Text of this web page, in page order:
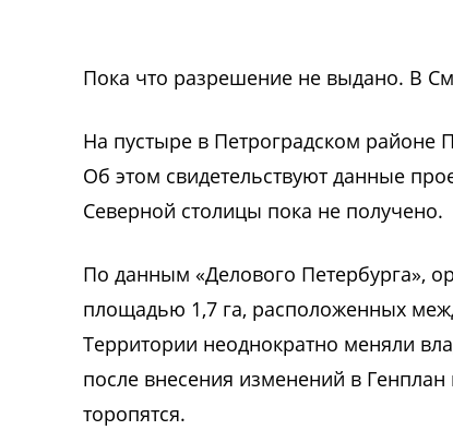
Пока что разрешение не выдано. В
На пустыре в Петроградском районе
Об этом свидетельствуют данные
Северной столицы пока не получено.
По данным «Делового Петербурга»,
площадью 1,7 га, расположенных
Территории неоднократно меняли
после внесения изменений в
торопятся.